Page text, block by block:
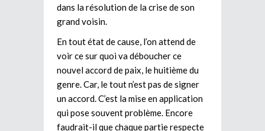
dans la résolution de la crise de son
grand voisin.
En tout état de cause, l’on attend de
voir ce sur quoi va déboucher ce
nouvel accord de paix, le huitième du
genre. Car, le tout n’est pas de signer
un accord. C’est la mise en application
qui pose souvent problème. Encore
faudrait-il que chaque partie respecte